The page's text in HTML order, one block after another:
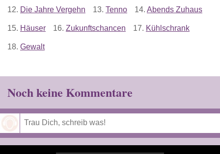
12. Die Jahre Vergehn 13. Tenno 14. Abends Zuhaus
15. Häuser 16. Zukunftschancen 17. Kühlschrank
18. Gewalt
Noch keine Kommentare